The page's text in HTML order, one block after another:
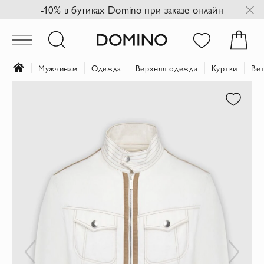
-10% в бутиках Domino при заказе онлайн
Мужчинам Одежда Верхняя одежда Куртки
изображений